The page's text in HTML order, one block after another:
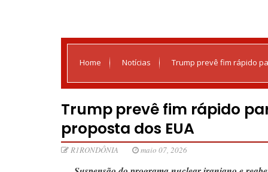
Home Notícias Trump prevê fim rápido
Trump prevê fim rápido
proposta dos EUA
R1RONDÔNIA maio 07, 2026